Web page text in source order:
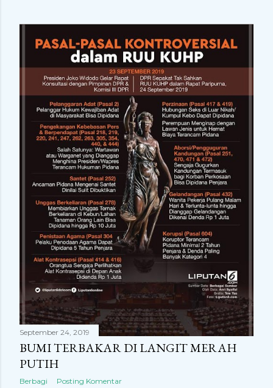
September 24, 2019
BUMI TERBAKAR DI LANGIT MERAH
PUTIH
Berbagi Posting Komentar